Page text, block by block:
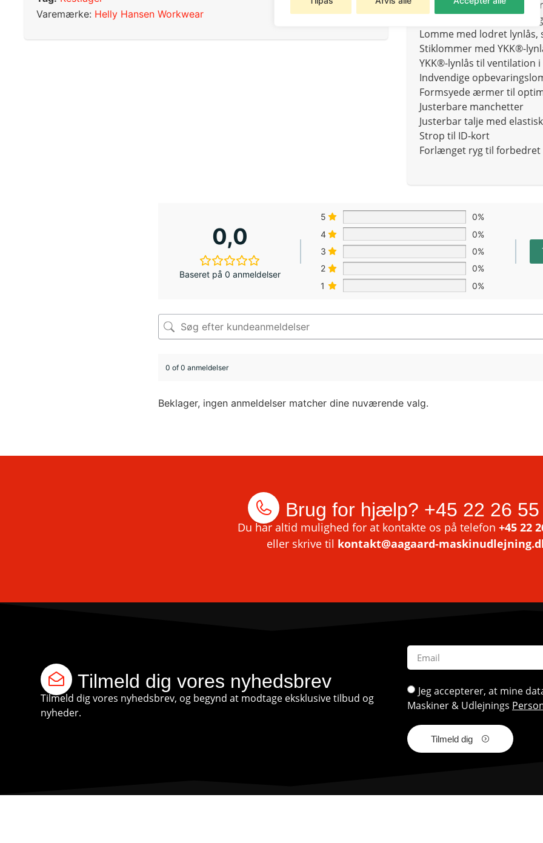
Varemærke: Helly Hansen Workwear
Børstet polyester inden i
YKK®-lynlås foran med
Lomme med lodret lynlås,
Stiklommer med YKK®-
YKK®-lynlås til ventilation
Indvendige
Formsyede ærmer til
Justerbare manchetter
Justerbar talje med
Strop til ID-kort
Forlænget ryg til
0,0
Baseret på 0 anmeldelser
5
0%
4
0%
3
0%
2
0%
1
0%
0 of 0 anmeldelser
Beklager, ingen anmeldelser matcher dine nuværende valg.
Brug for hjælp? +45 22 26
Du har altid mulighed for at kontakte os på telefon +45 22
eller skrive til kontakt@aagaard-
Tilmeld dig vores nyhedsbrev
Tilmeld dig vores nyhedsbrev, og begynd at modtage eksklusive tilbud og
nyheder.
Jeg accepterer, at mine
Maskiner & Udlejnings
Tilmeld dig